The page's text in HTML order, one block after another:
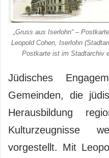
„Gruss aus Iserlohn“ –
Leopold Cohen, Iserlohn
Postkarte ist im Stadtarchiv
Jüdisches
Gemeinden, die
Herausbildung
Kulturzeugnisse
vorgestellt. Mit